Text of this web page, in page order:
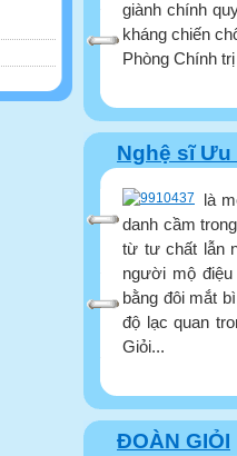
giành chính
kháng chiến
Phòng Chính
Nghệ sĩ Ưu
là
danh cầm
từ tư chất lẫn
người mộ
bằng đôi mắt
độ lạc quan
Giỏi...
ĐOÀN GIỎI